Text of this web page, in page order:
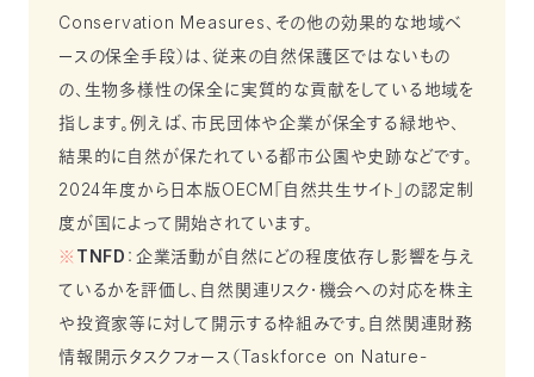
Conservation Measures、その他の効果的な地域ベ
ースの保全手段）は、従来の自然保護区ではないもの
の、生物多様性の保全に実質的な貢献をしている地域を
指します。例えば、市民団体や企業が保全する緑地や、
結果的に自然が保たれている都市公園や史跡などです。
2024年度から日本版OECM「自然共生サイト」の認定制
度が国によって開始されています。
※ TNFD ：企業活動が自然にどの程度依存し影響を与え
ているかを評価し、自然関連リスク・機会への対応を株主
や投資家等に対して開示する枠組みです。自然関連財務
情報開示タスクフォース（Taskforce on Nature-